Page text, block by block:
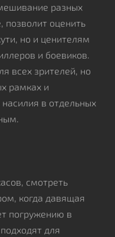
разных
оценить
но и ценителям
и боевиков.
всех зрителей, но
рамках и
в отдельных
смотреть
когда давящая
погружению в
для